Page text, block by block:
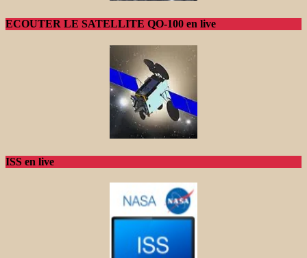
ECOUTER LE SATELLITE QO-100 en live
ISS en live